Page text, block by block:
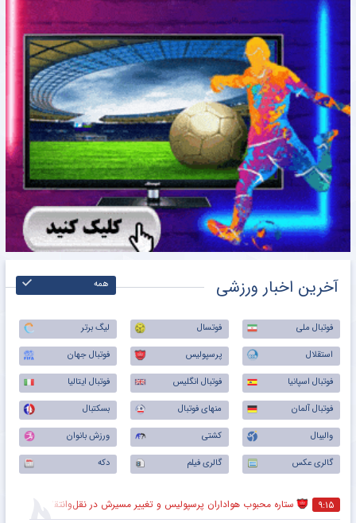
آخرین اخبار ورزشی همه
فوتبال ملی فوتسال
لیگ برتر
استقلال
پرسپولیس
فوتبال جهان
فوتبال اسپانیا
فوتبال انگلیس
فوتبال ایتالیا
فوتبال آلمان
منهای فوتبال
بسکتبال
والیبال
کشتی
ورزش بانوان
گالری عکس
گالری فیلم دکه
۹:۱۵ ستاره محبوب هواداران پرسپولیس و تغییر مسیرش در نقل‌وانتقالات